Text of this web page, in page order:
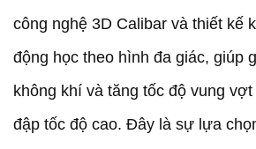
công nghệ 3D Calibar và thiết kế
động học theo hình đa giác, giúp
không khí và tăng tốc độ vung
đập tốc độ cao. Đây là sự lựa